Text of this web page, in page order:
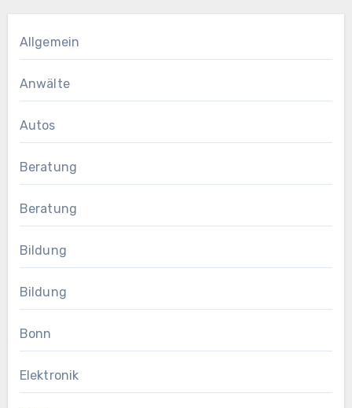
Allgemein
Anwälte
Autos
Beratung
Beratung
Bildung
Bildung
Bonn
Elektronik